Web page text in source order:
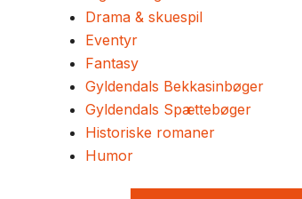
Drama & skuespil
Eventyr
Fantasy
Gyldendals Bekkasinbøger
Gyldendals Spættebøger
Historiske romaner
Humor